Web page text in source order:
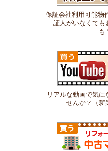
保証会社利用可能物
証人がいなくても
も
リアルな動画で気に
せんか？（新